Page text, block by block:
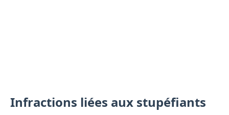
Infractions liées aux stupéfiants